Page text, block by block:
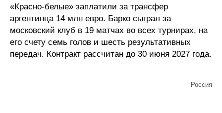
«Красно-белые» заплатили за трансфер
аргентинца 14 млн евро. Барко сыграл за
московский клуб в 19 матчах во всех турнирах, на
его счету семь голов и шесть результативных
передач. Контракт рассчитан до 30 июня 2027 года.
Россия